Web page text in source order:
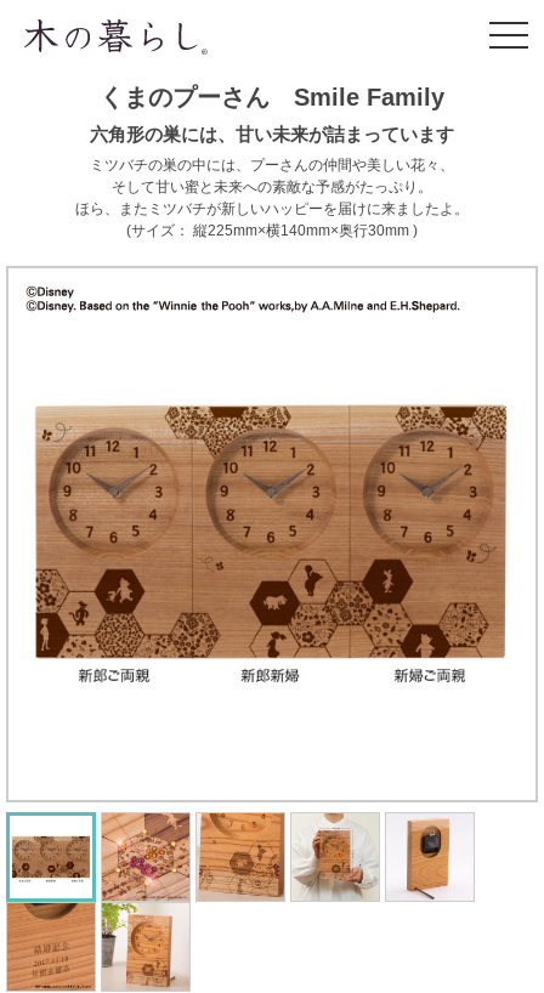
くまのプーさん Smile Family
六角形の巣には、甘い未来が詰まっています
ミツバチの巣の中には、プーさんの仲間や美しい花々、
そして甘い蜜と未来への素敵な予感がたっぷり。
ほら、またミツバチが新しいハッピーを届けに来ましたよ。
(サイズ： 縦225mm×横140mm×奥行30mm )